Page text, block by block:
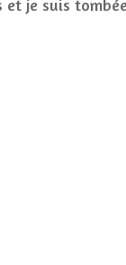
la
et je suis